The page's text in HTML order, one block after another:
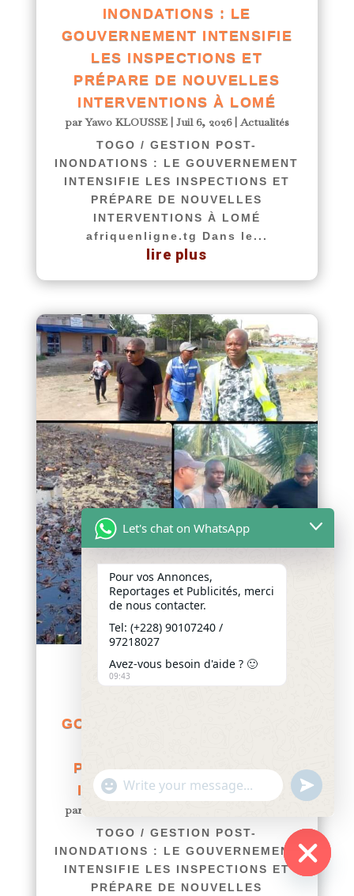
INONDATIONS : LE
GOUVERNEMENT INTENSIFIE
LES INSPECTIONS ET
PRÉPARE DE NOUVELLES
INTERVENTIONS À LOMÉ
parYawo KLOUSSE| Juil 6, 2026|Actualités
TOGO / GESTION POST-
INONDATIONS : LE GOUVERNEMENT
INTENSIFIE LES INSPECTIONS ET
PRÉPARE DE NOUVELLES
INTERVENTIONS À LOMÉ
afriquenligne.tg Dans le...
lire plus
TOGO / GESTION POST-
GOUVERNEMENT INTENSIFIE
PRÉPARE DE NOUVELLES
INTERVENTIONS À LOMÉ
par
TOGO / GESTION POST-
INONDATIONS : LE GOUVERNEMENT
INTENSIFIE LES INSPECTIONS ET
PRÉPARE DE NOUVELLES
Let's chat on WhatsApp
Pour vos Annonces,
Reportages et Publicités, merci
de nous contacter.
Tel: (+228) 90107240 /
97218027
Avez-vous besoin d'aide ? 🙂
09:43
"+chaty_settings.lang.emoji_picker+"
WhatsApp
undefined